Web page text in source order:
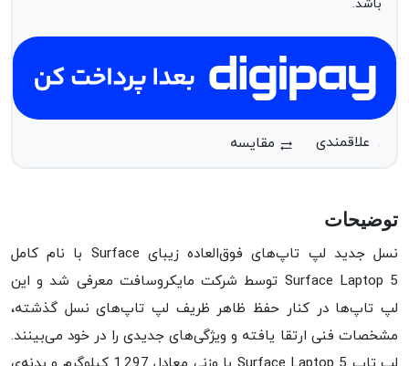
باشد.
مقایسه
توضیحات
نسل جدید لپ تاپ‌های فوق‌العاده زیبای Surface با نام کامل
Surface Laptop 5 توسط شرکت مایکروسافت معرفی شد و این
لپ تاپ‌ها در کنار حفظ ظاهر ظریف لپ تاپ‌های نسل گذشته،
مشخصات فنی ارتقا یافته و ویژگی‌‌های جدیدی را در خود می‌بینند.